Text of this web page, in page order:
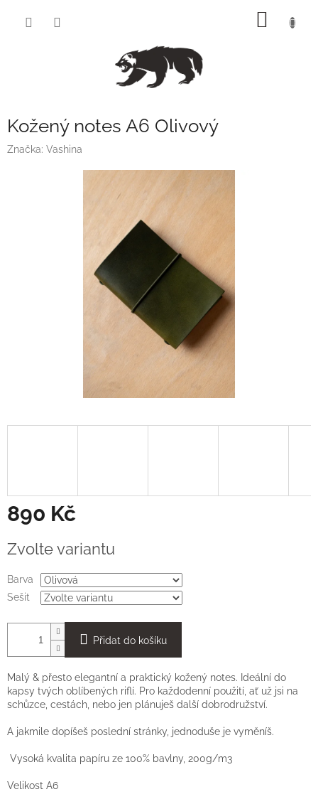
Kožený notes A6 Olivový
Značka: Vashina
890 Kč
cena:
Zvolte variantu
Barva
Sešit
Přidat do košíku
Malý & přesto elegantní a praktický kožený notes. Ideální do
kapsy tvých oblíbených riflí. Pro každodenní použití, ať už jsi na
schůzce, cestách, nebo jen plánuješ další dobrodružství.
A jakmile dopíšeš poslední stránky, jednoduše je vyměníš.
Vysoká kvalita papíru ze 100% bavlny, 200g/m3
Velikost A6